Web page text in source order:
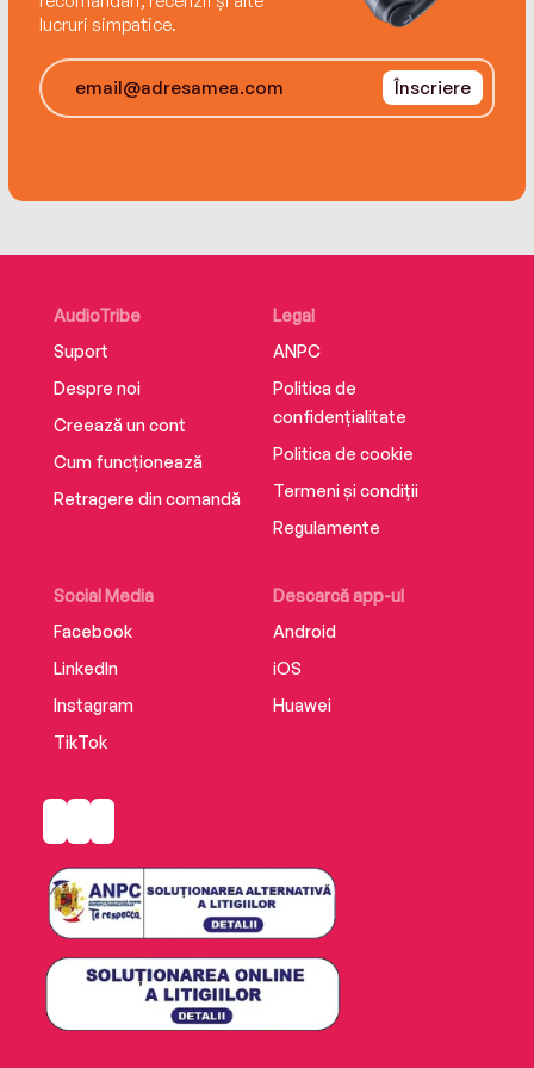
lucruri simpatice.
Înscriere
AudioTribe
Suport
Despre noi
Creează un cont
Cum funcționează
Retragere din comandă
Social Media
Facebook
LinkedIn
Instagram
TikTok
Descarcă app-ul
Android
iOS
Huawei
Legal
ANPC
Politica de
confidențialitate
Politica de cookie
Termeni și condiții
Regulamente